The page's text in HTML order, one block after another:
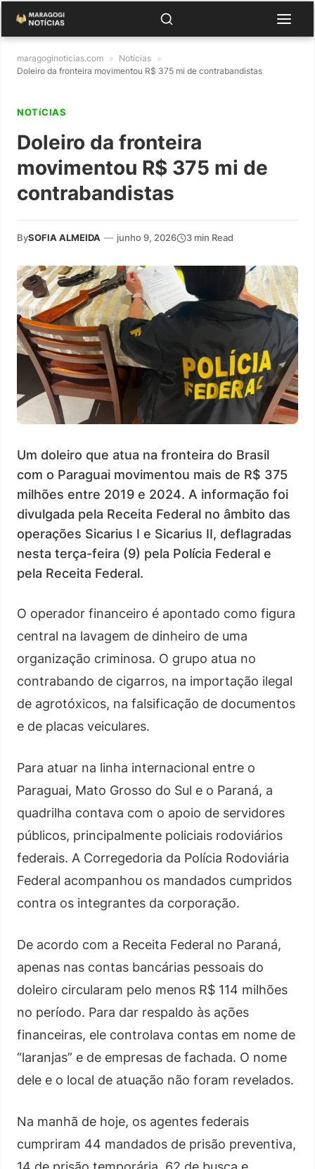
maragoginoticias.com » Notícias »
Doleiro da fronteira movimentou R$ 375 mi de contrabandistas
NOTíCIAS
Doleiro da fronteira
movimentou R$ 375 mi de
contrabandistas
BySOFIA ALMEIDA — junho 9, 2026 3 min Read
Um doleiro que atua na fronteira do Brasil
com o Paraguai movimentou mais de R$ 375
milhões entre 2019 e 2024. A informação foi
divulgada pela Receita Federal no âmbito das
operações Sicarius I e Sicarius II, deflagradas
nesta terça-feira (9) pela Polícia Federal e
pela Receita Federal.
O operador financeiro é apontado como figura
central na lavagem de dinheiro de uma
organização criminosa. O grupo atua no
contrabando de cigarros, na importação ilegal
de agrotóxicos, na falsificação de documentos
e de placas veiculares.
Para atuar na linha internacional entre o
Paraguai, Mato Grosso do Sul e o Paraná, a
quadrilha contava com o apoio de servidores
públicos, principalmente policiais rodoviários
federais. A Corregedoria da Polícia Rodoviária
Federal acompanhou os mandados cumpridos
contra os integrantes da corporação.
De acordo com a Receita Federal no Paraná,
apenas nas contas bancárias pessoais do
doleiro circularam pelo menos R$ 114 milhões
no período. Para dar respaldo às ações
financeiras, ele controlava contas em nome de
“laranjas” e de empresas de fachada. O nome
dele e o local de atuação não foram revelados.
Na manhã de hoje, os agentes federais
cumpriram 44 mandados de prisão preventiva,